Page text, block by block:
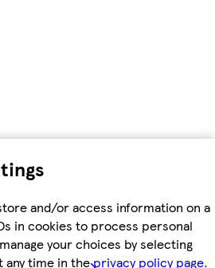
and/or access information on a
in cookies to process personal
your choices by selecting
any time in theprivacy policy page.